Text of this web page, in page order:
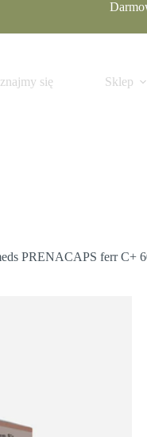
się Sklep
PRENACAPS ferr C+